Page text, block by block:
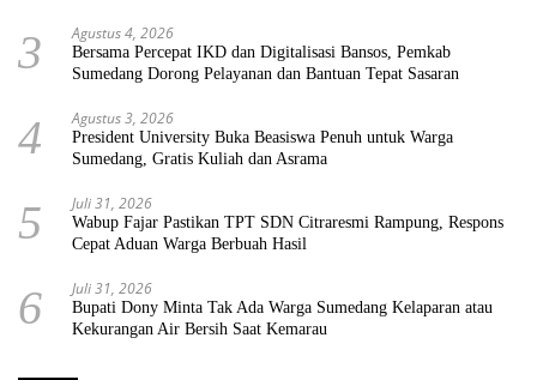
3 Agustus 4, 2026
Bersama Percepat IKD dan Digitalisasi Bansos, Pemkab
Sumedang Dorong Pelayanan dan Bantuan Tepat Sasaran
4 Agustus 3, 2026
President University Buka Beasiswa Penuh untuk Warga
Sumedang, Gratis Kuliah dan Asrama
5 Juli 31, 2026
Wabup Fajar Pastikan TPT SDN Citraresmi Rampung, Respons
Cepat Aduan Warga Berbuah Hasil
6 Juli 31, 2026
Bupati Dony Minta Tak Ada Warga Sumedang Kelaparan atau
Kekurangan Air Bersih Saat Kemarau